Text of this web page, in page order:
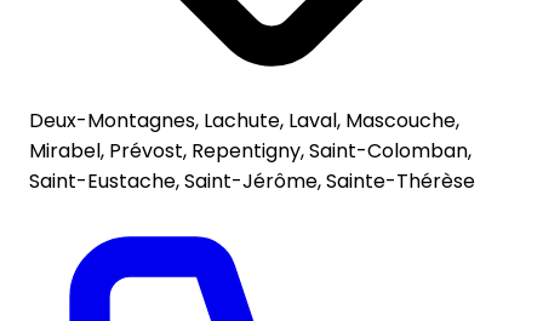
Deux-Montagnes, Lachute, Laval, Mascouche,
Mirabel, Prévost, Repentigny, Saint-Colomban,
Saint-Eustache, Saint-Jérôme, Sainte-Thérèse